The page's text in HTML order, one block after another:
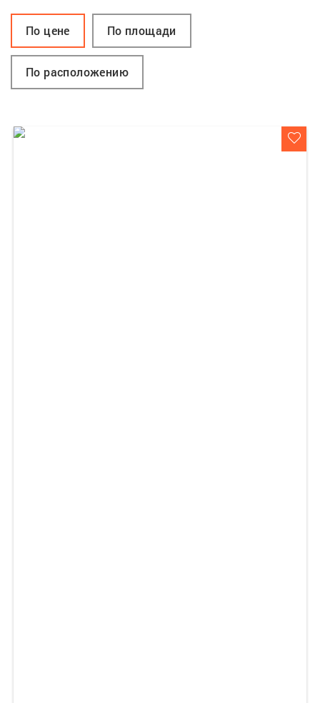
По цене По площади
По расположению